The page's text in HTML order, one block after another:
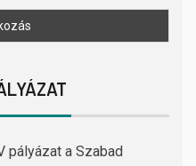
pályázat a Szabad